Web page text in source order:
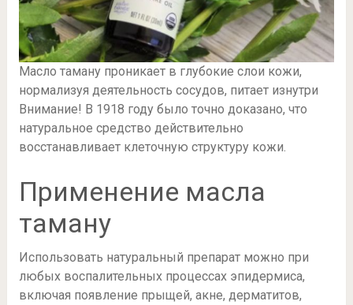
Масло таману проникает в глубокие слои кожи,
нормализуя деятельность сосудов, питает изнутри
Внимание! В 1918 году было точно доказано, что
натуральное средство действительно
восстанавливает клеточную структуру кожи.
Применение масла
таману
Использовать натуральный препарат можно при
любых воспалительных процессах эпидермиса,
включая появление прыщей, акне, дерматитов,